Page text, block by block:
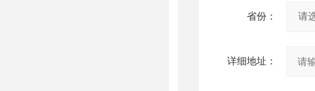
省份：
详细地址：